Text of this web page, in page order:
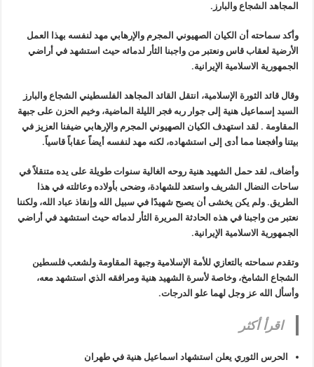
المجاهد الشجاع والبارز.
وأكد سماحته أن الكيان الصهيوني المجرم والإرهابي مهد لنفسه بهذا العمل
الأرضية لعقاب قاس ونعتبر من واجبنا الثأر لدمائه حيث استشهد في أراضي
الجمهورية الاسلامية الإيرانية.
وقال قائد الثورة الإسلامية، انتقل القائد المجاهد الفلسطيني الشجاع والبارز
السيد إسماعيل هنية إلى جوار ربه فجر الليلة الماضية، وخيم الحزن على جبهة
المقاومة . لقد استهدف الكيان الصهيوني المجرم والإرهابي ضيفنا العزيز في
بيتنا وأفجعنا مما أدى إلى استشهاده، لكنه مهد لنفسه أيضاً عقاباً قاسياً.
وأضاف، لقد حمل الشهيد هنية روحه الغالية سنوات طويلة على يده متنقلاً في
ساحات النضال الشريف واستعد للشهادة، وضحى بأولاده وعائلته في هذا
الطريق. ولم يكن يخشى أن يصبح شهيدًا في سبيل الله وإنقاذ عباد الله، ولكننا
نعتبر من واجبنا في هذه الحادثة المريرة الثأر لدمائه حيث استشهد في أراضي
الجمهورية الاسلامية الإيرانية.
وتقدم سماحته بالتعازي للأمة الإسلامية وجبهة المقاومة ولشعب فلسطين
الشجاع الشامخ، وخاصة لأسرة الشهيد هنية ومرافقه الذي استشهد معه،
وأسأل الله عز وجل لهما علو الدرجات.
اقرأ أكثر
الحرس الثوري يعلن استشهاد اسماعيل هنية في طهران